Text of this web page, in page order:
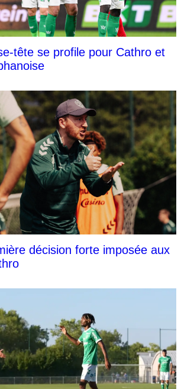
tête se profile pour Cathro et
décision forte imposée aux